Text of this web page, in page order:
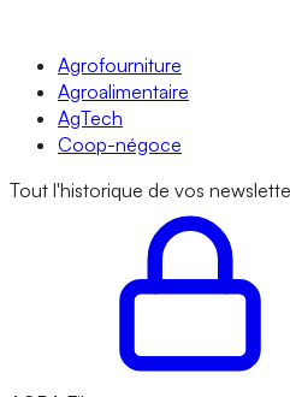
Agrofourniture
Agroalimentaire
AgTech
Coop-négoce
Tout l'historique de vos